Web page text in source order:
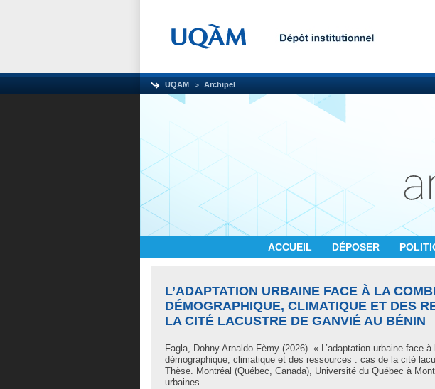
UQAM Archipel
ACCUEIL DÉPOSER
L’ADAPTATION URBAINE FACE À LA
DÉMOGRAPHIQUE, CLIMATIQUE ET DES
LA CITÉ LACUSTRE DE GANVIÉ AU BÉNIN
Fagla, Dohny Arnaldo Fèmy (2026). « L’adaptation urbaine face
démographique, climatique et des ressources : cas de la cité
Thèse. Montréal (Québec, Canada), Université du Québec à
urbaines.